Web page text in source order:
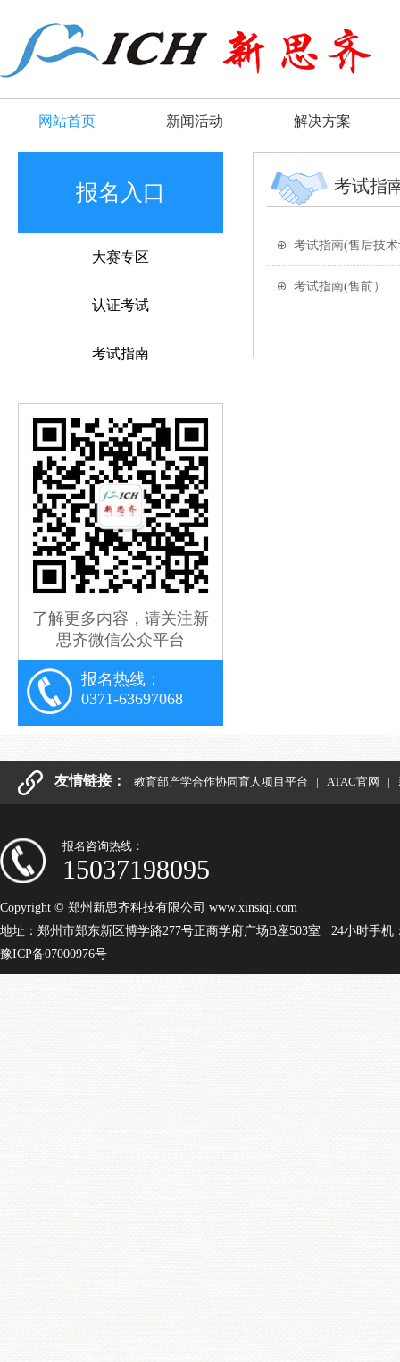
网站首页 新闻活动 解决方案
报名入口
大赛专区
认证考试
考试指南
了解更多内容，请关注新
思齐微信公众平台
报名热线：
0371-63697068
考试指
考试指南(售后技
考试指南(售前）
友情链接： 教育部产学合作协同育人项目平台 | ATAC官网 |
报名咨询热线：
15037198095
Copyright © 郑州新思齐科技有限公司 www.xinsiqi.com
地址：郑州市郑东新区博学路277号正商学府广场B座503室 24小时手机
豫ICP备07000976号